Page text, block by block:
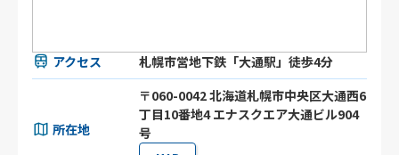
アクセス 札幌市営地下鉄「大通駅」徒歩4分
所在地
〒060-0042 北海道札幌市中央区大通西6
丁目10番地4 エナスクエア大通ビル904
号